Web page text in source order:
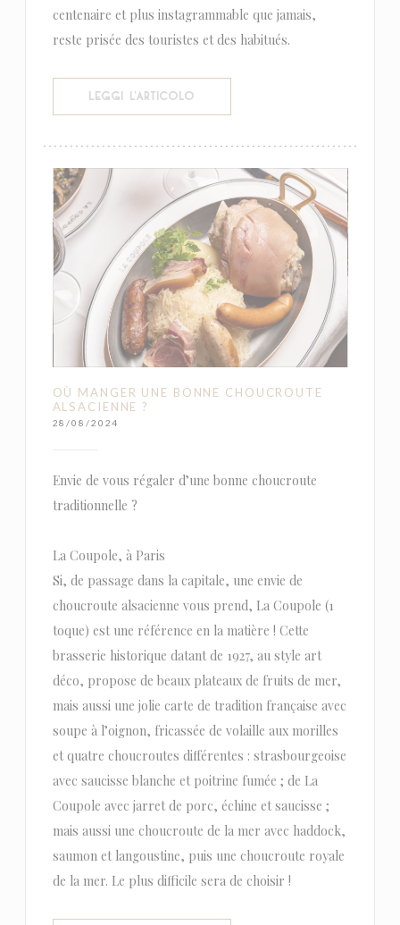
centenaire et plus instagrammable que jamais,
reste prisée des touristes et des habitués.
LEGGI L'ARTICOLO
OÙ MANGER UNE BONNE CHOUCROUTE
ALSACIENNE ?
28/08/2024
Envie de vous régaler d’une bonne choucroute
traditionnelle ?
La Coupole, à Paris
Si, de passage dans la capitale, une envie de
choucroute alsacienne vous prend, La Coupole (1
toque) est une référence en la matière ! Cette
brasserie historique datant de 1927, au style art
déco, propose de beaux plateaux de fruits de mer,
mais aussi une jolie carte de tradition française avec
soupe à l’oignon, fricassée de volaille aux morilles
et quatre choucroutes différentes : strasbourgeoise
avec saucisse blanche et poitrine fumée ; de La
Coupole avec jarret de porc, échine et saucisse ;
mais aussi une choucroute de la mer avec haddock,
saumon et langoustine, puis une choucroute royale
de la mer. Le plus difficile sera de choisir !